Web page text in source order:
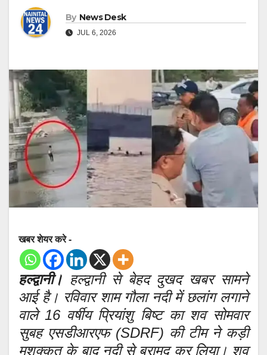
By News Desk
JUL 6, 2026
खबर शेयर करे -
हल्द्वानी। हल्द्वानी से बेहद दुखद खबर सामने
आई है। रविवार शाम गौला नदी में छलांग लगाने
वाले 16 वर्षीय प्रियांशु बिष्ट का शव सोमवार
सुबह एसडीआरएफ (SDRF) की टीम ने कड़ी
मशक्कत के बाद नदी से बरामद कर लिया। शव